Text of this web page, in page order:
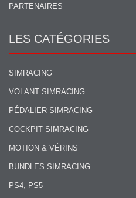
PARTENAIRES
LES CATÉGORIES
SIMRACING
VOLANT SIMRACING
PÉDALIER SIMRACING
COCKPIT SIMRACING
MOTION & VÉRINS
BUNDLES SIMRACING
PS4, PS5